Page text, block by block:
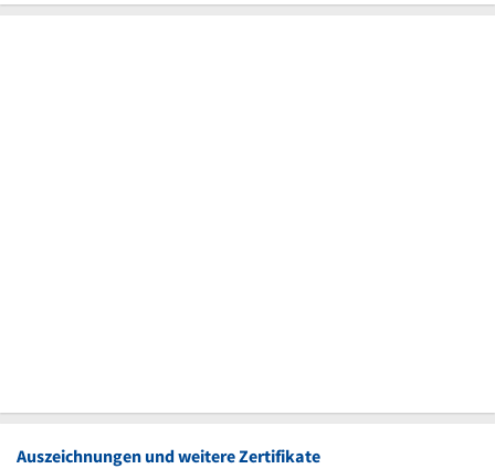
Auszeichnungen und weitere Zertifikate